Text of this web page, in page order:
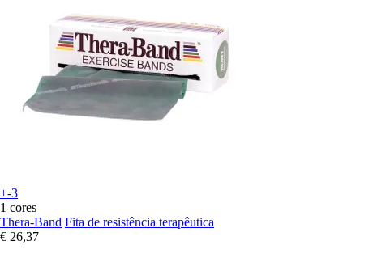
+-3
1 cores
Thera-Band Fita de resistência terapêutica
€ 26,37